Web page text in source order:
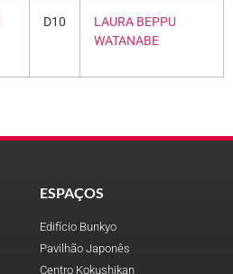
D10
LAURA BEPPU
WATANABE
ESPAÇOS
Edifício Bunkyo
Pavilhão Japonês
Centro Kokushikan